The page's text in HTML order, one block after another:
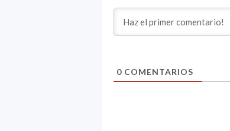
0 COMENTARIOS